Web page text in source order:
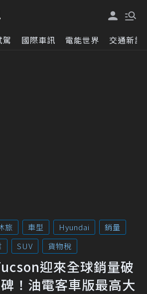
駕 國際車訊 電能世界 交通新訊
旅 車型 Hyundai
銷量
SUV 貨物稅
迎來全球銷量破
！油電客車版最高大